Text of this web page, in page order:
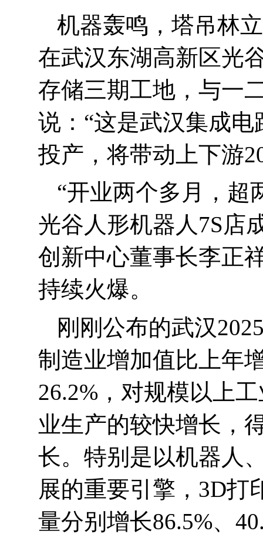
机器轰鸣，塔吊林
在武汉东湖高新区光
存储三期工地，与一
说：“这是武汉集成
投产，将带动上下游
“开业两个多月，超
光谷人形机器人 7S店
创新中心董事长李正
持续火爆。
刚刚公布的武汉
制造业增加值比上年
26.2% ，对规模以上
业生产的较快增长，
长。特别是以机器人
展的重要引擎， 3D打
量分别增长86.5%、